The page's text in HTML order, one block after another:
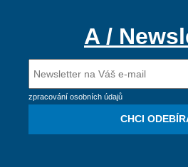
A /
zpracování osobních údajů
CHCI